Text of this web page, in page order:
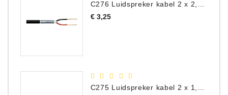
C276 Luidspreker kabel 2 x 2,50 mm² (per meter)
€ 3,25Prijs